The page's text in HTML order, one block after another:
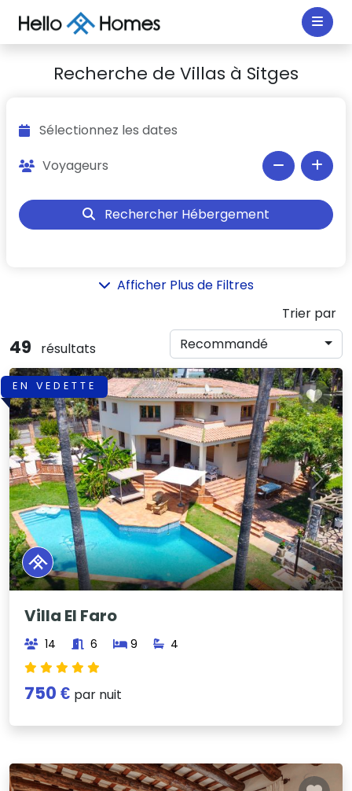
Recherche de Villas à Sitges
Sélectionnez les dates
Rechercher Hébergement
Afficher Plus de Filtres
49 résultats
Trier par
Recommandé
EN VEDETTE
Previous Next
Villa El Faro
14 6 9 4
750 € par nuit